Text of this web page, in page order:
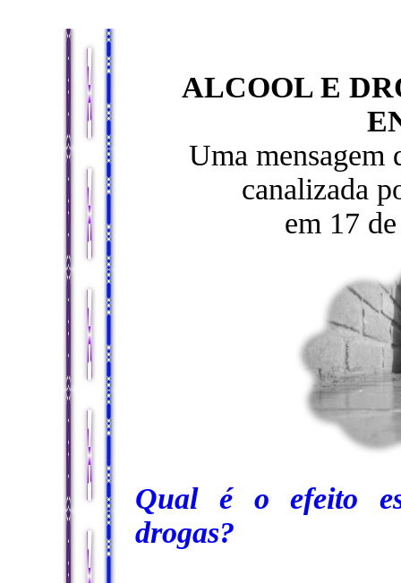
ALCOOL E
Uma mensagem
canalizada
em 17
Qual é o efeito
drogas?